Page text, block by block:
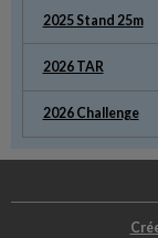
2025 Stand 25m
2026 TAR
2026 Challenge